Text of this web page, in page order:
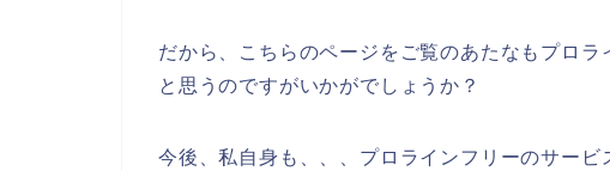
だから、こちらのページをご覧のあたなもプロ
と思うのですがいかがでしょうか？
今後、私自身も、、、プロラインフリーのサー